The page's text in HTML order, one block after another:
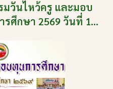
มวันไหว้ครู และมอบ
ศึกษา 2569 วันที่ 11